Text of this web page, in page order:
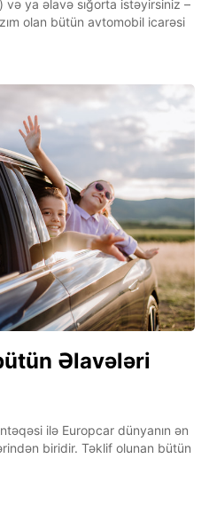
və ya əlavə sığorta istəyirsiniz –
olan bütün avtomobil icarəsi
Əlavələri
ilə Europcar dünyanın ən
biridir. Təklif olunan bütün